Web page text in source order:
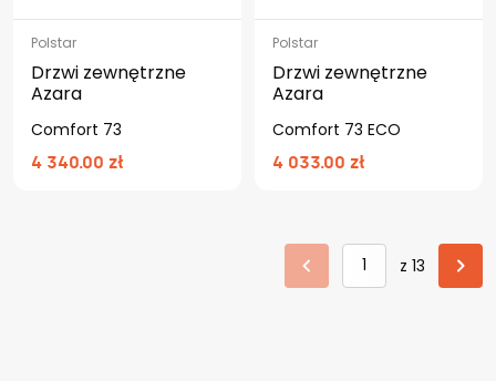
Polstar
Drzwi zewnętrzne
Azara
Comfort 73
4 340.00 zł
Polstar
Drzwi zewnętrzne
Azara
Comfort 73 ECO
4 033.00 zł
z 13